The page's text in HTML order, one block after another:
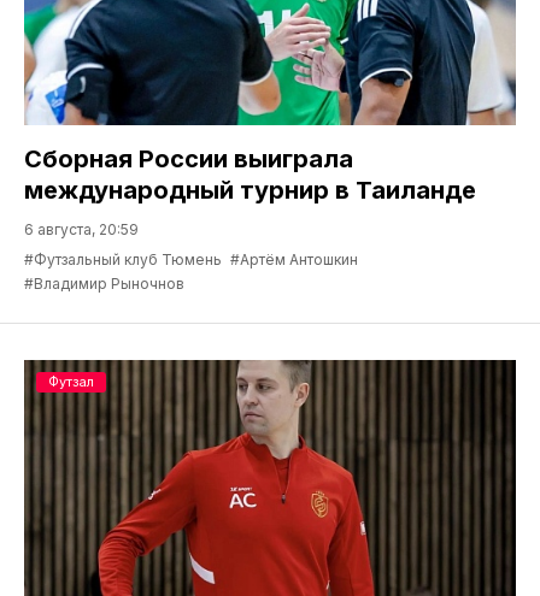
Сборная России выиграла
международный турнир в Таиланде
6 августа, 20:59
#Футзальный клуб Тюмень #Артём Антошкин
#Владимир Рыночнов
Футзал